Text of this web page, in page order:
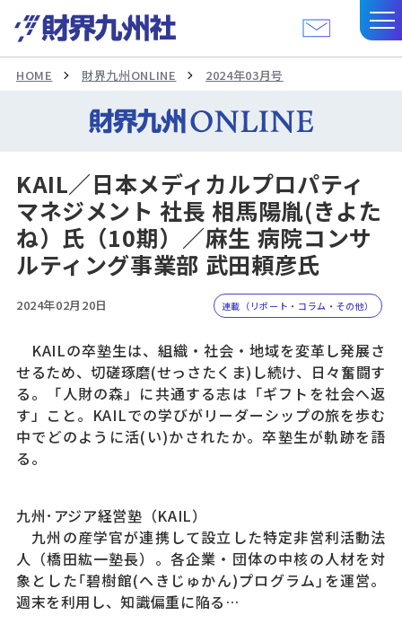
HOME 財界九州ONLINE 2024年03月号
KAIL／日本メディカルプロパティ
マネジメント 社長 相馬陽胤(きよた
ね）氏（10期）／麻生 病院コンサ
ルティング事業部 武田頼彦氏
2024年02月20日 連載（リポート・コラム・その他）
KAILの卒塾生は、組織・社会・地域を変革し発展さ
せるため、切磋琢磨(せっさたくま)し続け、日々奮闘す
る。「人財の森」に共通する志は「ギフトを社会へ返
す」こと。KAILでの学びがリーダーシップの旅を歩む
中でどのように活(い)かされたか。卒塾生が軌跡を語
る。
九州･アジア経営塾（KAIL）
九州の産学官が連携して設立した特定非営利活動法
人（橋田紘一塾長）。各企業・団体の中核の人材を対
象とした｢碧樹館(へきじゅかん)プログラム｣を運営。
週末を利用し、知識偏重に陥る…